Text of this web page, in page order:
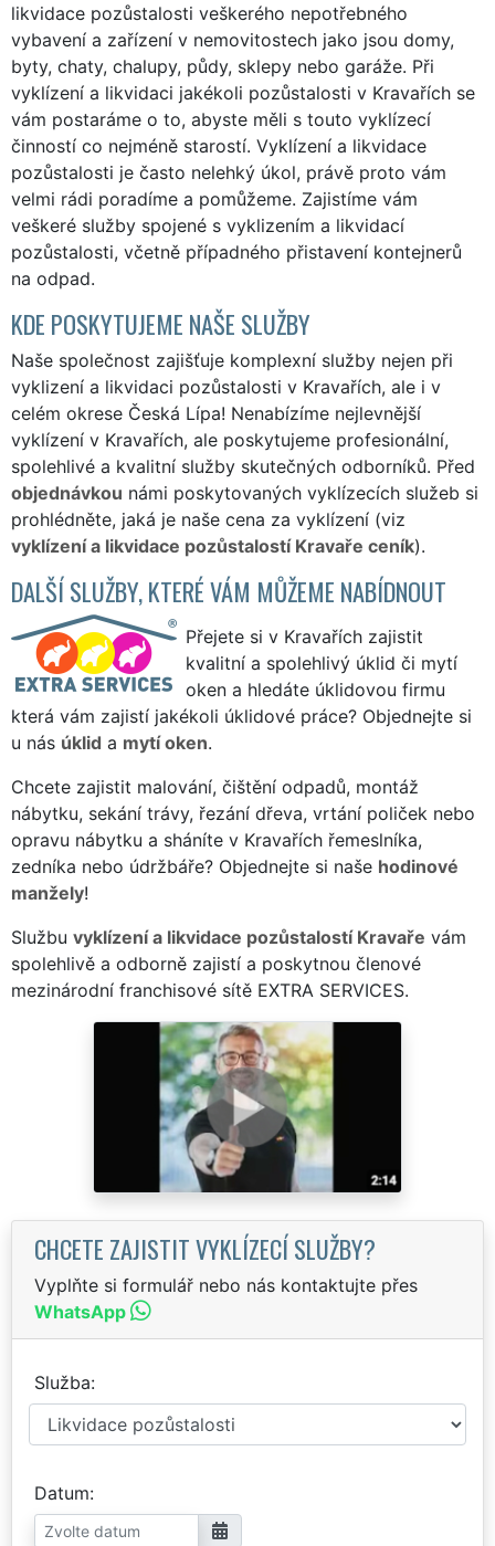
likvidace pozůstalosti veškerého nepotřebného
vybavení a zařízení v nemovitostech jako jsou domy,
byty, chaty, chalupy, půdy, sklepy nebo garáže. Při
vyklízení a likvidaci jakékoli pozůstalosti v Kravařích se
vám postaráme o to, abyste měli s touto vyklízecí
činností co nejméně starostí. Vyklízení a likvidace
pozůstalosti je často nelehký úkol, právě proto vám
velmi rádi poradíme a pomůžeme. Zajistíme vám
veškeré služby spojené s vyklizením a likvidací
pozůstalosti, včetně případného přistavení kontejnerů
na odpad.
KDE POSKYTUJEME NAŠE SLUŽBY
Naše společnost zajišťuje komplexní služby nejen při
vyklizení a likvidaci pozůstalosti v Kravařích, ale i v
celém okrese Česká Lípa! Nenabízíme nejlevnější
vyklízení v Kravařích, ale poskytujeme profesionální,
spolehlivé a kvalitní služby skutečných odborníků. Před
objednávkou námi poskytovaných vyklízecích služeb si
prohlédněte, jaká je naše cena za vyklízení (viz
vyklízení a likvidace pozůstalostí Kravaře ceník).
DALŠÍ SLUŽBY, KTERÉ VÁM MŮŽEME NABÍDNOUT
Přejete si v Kravařích zajistit
kvalitní a spolehlivý úklid či mytí
oken a hledáte úklidovou firmu
která vám zajistí jakékoli úklidové práce? Objednejte si
u nás úklid a mytí oken.
Chcete zajistit malování, čištění odpadů, montáž
nábytku, sekání trávy, řezání dřeva, vrtání poliček nebo
opravu nábytku a sháníte v Kravařích řemeslníka,
zedníka nebo údržbáře? Objednejte si naše hodinové
manžely!
Službu vyklízení a likvidace pozůstalostí Kravaře vám
spolehlivě a odborně zajistí a poskytnou členové
mezinárodní franchisové sítě EXTRA SERVICES.
CHCETE ZAJISTIT VYKLÍZECÍ SLUŽBY?
Vyplňte si formulář nebo nás kontaktujte přes
WhatsApp
Služba
Datum